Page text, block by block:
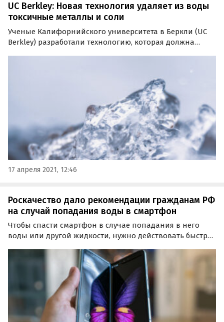
UC Berkley: Новая технология удаляет из воды
токсичные металлы и соли
Ученые Калифорнийского университета в Беркли (UC
Berkley) разработали технологию, которая должна
17 апреля 2021, 12:46
Роскачество дало рекомендации гражданам РФ
на случай попадания воды в смартфон
Чтобы спасти смартфон в случае попадания в него
воды или другой жидкости, нужно действовать быстро.
выйдет из строя, рассказал агентству «Прайм» старший
специалист по тестированию цифровых…